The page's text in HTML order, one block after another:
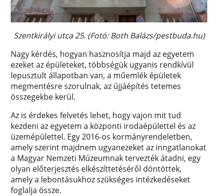
Szentkirályi utca 25. (Fotó: Both Balázs/pestbuda.hu)
Nagy kérdés, hogyan hasznosítja majd az egyetem
ezeket az épületeket, többségük ugyanis rendkívül
lepusztult állapotban van, a műemlék épületek
megmentésre szorulnak, az újjáépítés tetemes
összegekbe kerül.
Az is érdekes felvetés lehet, hogy vajon mit tud
kezdeni az egyetem a központi irodaépülettel és az
üzemépülettel. Egy 2016-os kormányrendeletben,
amely szerint majdnem ugyanezeket az inngatlanokat
a Magyar Nemzeti Múzeumnak tervezték átadni, egy
olyan előterjesztés elkészíttetéséről döntöttek,
amely a lebontásukhoz szükséges intézkedéseket
foglalja össze.